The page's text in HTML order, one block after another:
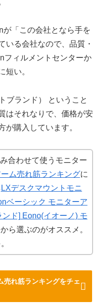
「この会社となら手を
いる会社なので、品質・
ィルメントセンターか
短い。
ブランド） ということ
はそれなりで、価格が安
が購入しています。
合わせて使うモニター
ム売れ筋ランキングに
LXデスクマウントモニ
ベーシック モニターア
ンド] Eono(イオーノ) モ
ら選ぶのがオススメ。
売れ筋ランキングをチェ